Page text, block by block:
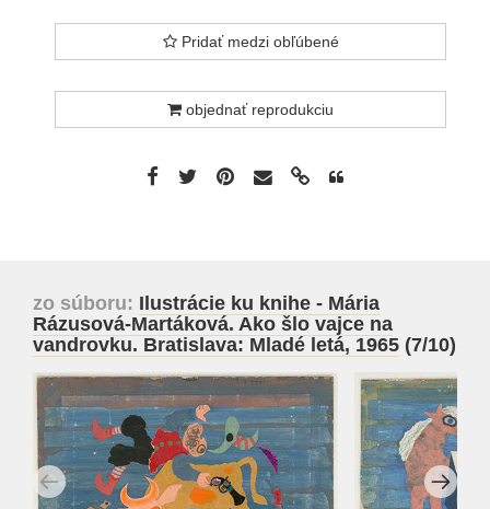
Pridať medzi obľúbené
objednať reprodukciu
zo súboru: Ilustrácie ku knihe - Mária
Rázusová-Martáková. Ako šlo vajce na
vandrovku. Bratislava: Mladé letá, 1965 (7/10)